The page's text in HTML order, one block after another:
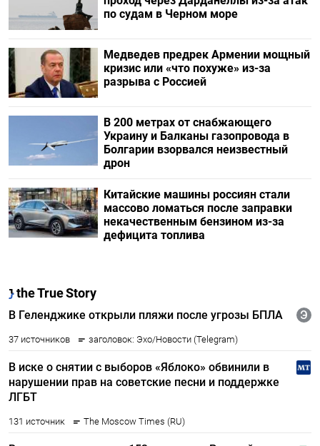
по судам в Черном море
Медведев предрек Армении мощный
кризис или «что похуже» из-за
разрыва с Россией
В 200 метрах от снабжающего
Украину и Балканы газопровода в
Болгарии взорвался неизвестный
дрон
Китайские машины россиян стали
массово ломаться после заправки
некачественным бензином из-за
дефицита топлива